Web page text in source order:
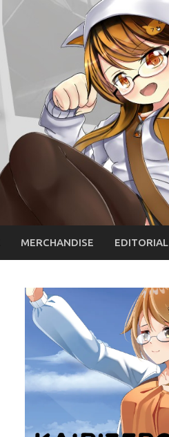
MERCHANDISE EDITORIAL